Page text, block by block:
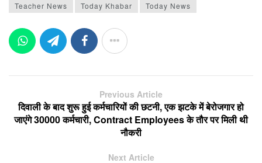
Teacher News
Today Khabar Today News
Previous Article
दिवाली के बाद शुरू हुई कर्मचारियों की छटनी, एक झटके में बेरोजगार हो
जाएंगे 30000 कर्मचारी, Contract Employees के तौर पर मिली थी
नौकरी
Next Article